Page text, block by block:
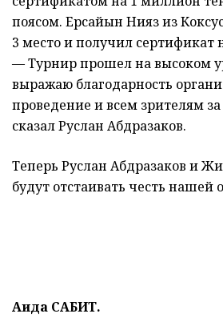
поясом. Ерсайын Нияз из
3 место и получил сертификат
— Турнир прошел на высоком
выражаю благодарность
проведение и всем зрителям
сказал Руслан Абдразаков.
Теперь Руслан Абдразаков и
будут отстаивать честь нашей
Аида САБИТ.